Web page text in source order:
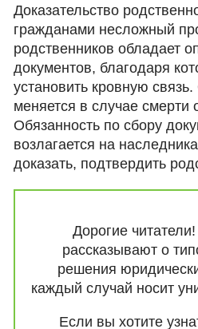
Доказательство
гражданами несложный
родственников обладает
документов, благодаря
установить кровную
меняется в случае смерти
Обязанность по сбору
возлагается на
доказать, подтвердить
Дорогие
рассказывают о
решения
каждый случай носит
Если вы хотите